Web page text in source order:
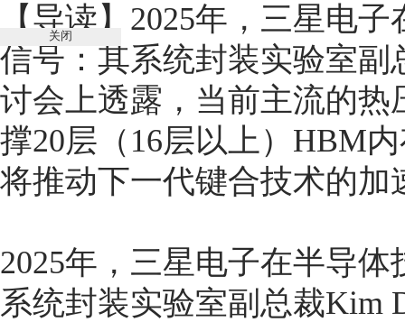
【导读】 2025年，三星电
信号：其系统封装实验室副
讨会上透露，当前主流的
撑20层（16层以上）HBM
将推动下一代键合技术的加
2025年，三星电子在半导
系统封装实验室副总裁Kim
关闭